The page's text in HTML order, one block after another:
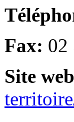
Fax: 02
Site